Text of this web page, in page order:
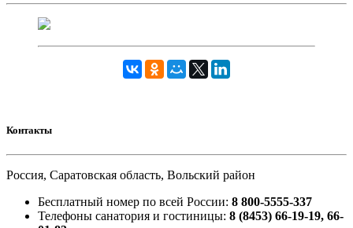
Контакты
Россия, Саратовская область, Вольский район
Бесплатный номер по всей России: 8 800-5555-337
Телефоны санатория и гостиницы: 8 (8453) 66-19-19, 66-